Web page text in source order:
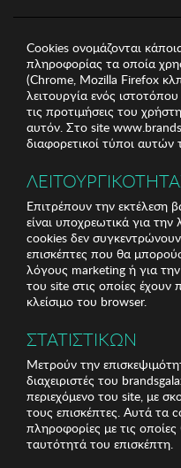
Cookies ονομάζονται
πληροφορίας τα οποία
(Chrome, Mozilla Firefox
λειτουργία ενός
τις προτιμήσεις του
αυτόν. Στο site
διαφορετικοί τύποι αυτών
Επιτρέπουν την εκτέλεση
είναι υποχρεωτικά για
cookies δεν
επισκέπτες που θα
λόγους marketing ή για
του site στις οποίες έχουν
κλείσιμο του browser.
ΣΤΑΤΙΣΤΙΚΩΝ
Μετρούν την
διαχειριστές του
περιεχόμενο του site, με
τους επισκέπτες. Αυτά τα
πληροφορίες με τις
ταυτότητά του επισκέπτη.